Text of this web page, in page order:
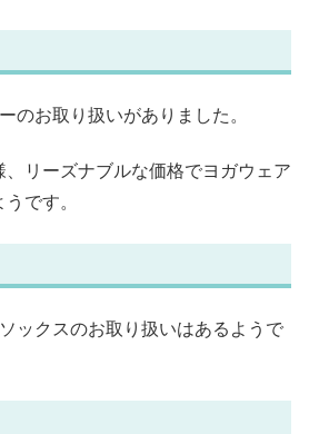
のお取り扱いがありました。
リーズナブルな価格でヨガウェア
です。
ックスのお取り扱いはあるようで